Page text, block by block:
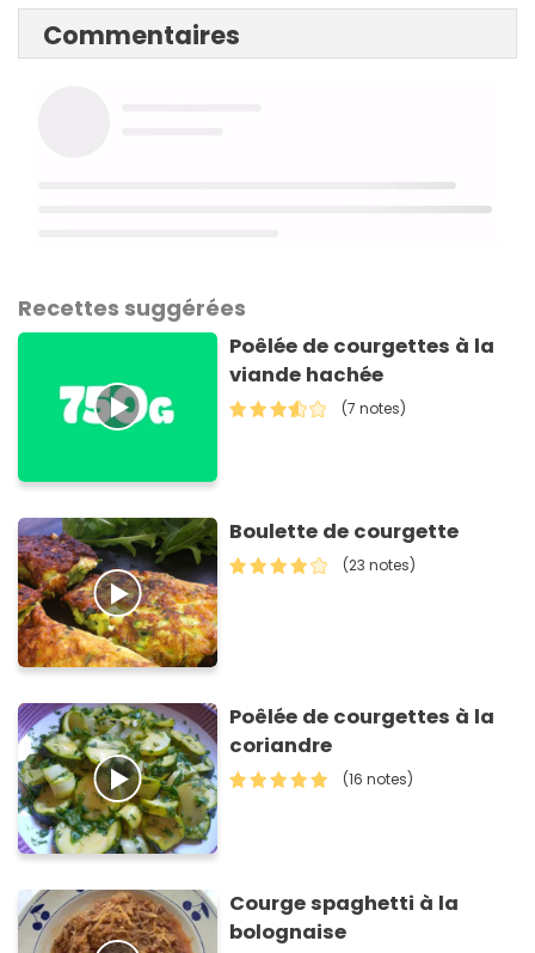
Commentaires
Recettes suggérées
Poêlée de courgettes à la
viande hachée
(7 notes)
Boulette de courgette
(23 notes)
Poêlée de courgettes à la
coriandre
(16 notes)
Courge spaghetti à la
bolognaise